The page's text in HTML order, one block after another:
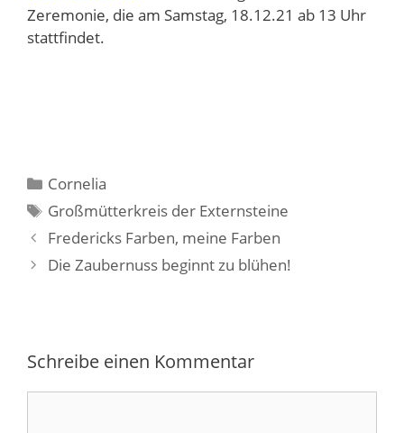
Zeremonie, die am Samstag, 18.12.21 ab 13 Uhr
stattfindet.
Kategorien
Cornelia
Schlagwörter
Großmütterkreis der Externsteine
Fredericks Farben, meine Farben
Die Zaubernuss beginnt zu blühen!
Schreibe einen Kommentar